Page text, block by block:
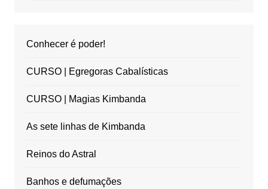
Conhecer é poder!
CURSO | Egregoras Cabalísticas
CURSO | Magias Kimbanda
As sete linhas de Kimbanda
Reinos do Astral
Banhos e defumações